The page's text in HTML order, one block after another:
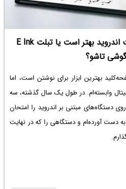
برای یادداشت نوشتن تبلت اندروید بهتر است یا تبلت E Ink
تاشو؟
بهترین ابزار برای نوشتن است، اما
وابسته‌ام. در طول یک سال گذشته، سه
مبتنی بر اندروید را امتحان
به دست آورده‌ام و دستگاهی را که در نهایت